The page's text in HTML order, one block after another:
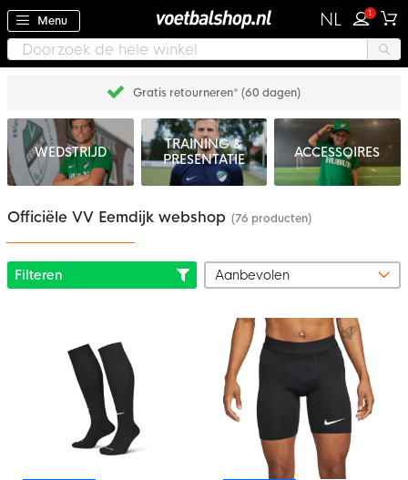
Menu NL 1
Gratis retourneren* (60 dagen)
WEDSTRIJD
TRAINING &
PRESENTATIE
ACCESSOIRES
Officiële VV Eemdijk webshop (76 producten)
Filteren